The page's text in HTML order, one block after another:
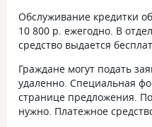
Обслуживание кредитки
10 800 р. ежегодно. В
средство выдается
Граждане могут подать
удаленно. Специальная
странице предложения.
нужно. Платежное